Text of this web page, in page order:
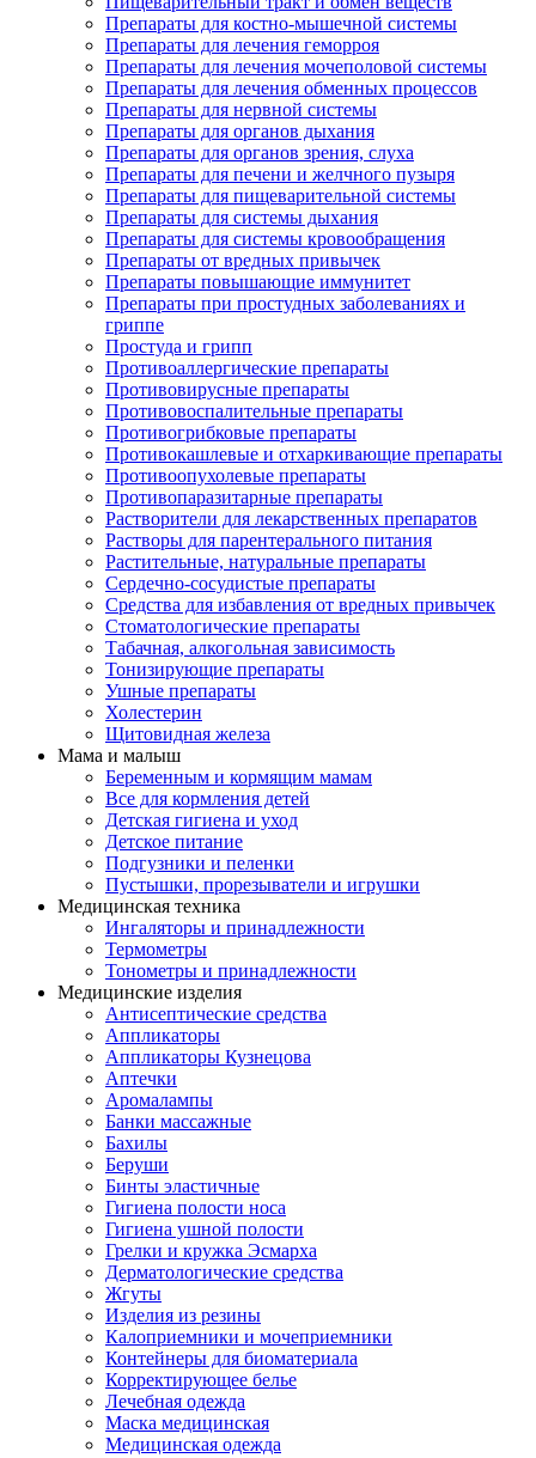
Препараты для костно-мышечной системы
Препараты для лечения геморроя
Препараты для лечения мочеполовой системы
Препараты для лечения обменных процессов
Препараты для нервной системы
Препараты для органов дыхания
Препараты для органов зрения, слуха
Препараты для печени и желчного пузыря
Препараты для пищеварительной системы
Препараты для системы дыхания
Препараты для системы кровообращения
Препараты от вредных привычек
Препараты повышающие иммунитет
Препараты при простудных заболеваниях и
гриппе
Простуда и грипп
Противоаллергические препараты
Противовирусные препараты
Противовоспалительные препараты
Противогрибковые препараты
Противокашлевые и отхаркивающие препараты
Противоопухолевые препараты
Противопаразитарные препараты
Растворители для лекарственных препаратов
Растворы для парентерального питания
Растительные, натуральные препараты
Сердечно-сосудистые препараты
Средства для избавления от вредных привычек
Стоматологические препараты
Табачная, алкогольная зависимость
Тонизирующие препараты
Ушные препараты
Холестерин
Щитовидная железа
Мама и малыш
Беременным и кормящим мамам
Все для кормления детей
Детская гигиена и уход
Детское питание
Подгузники и пеленки
Пустышки, прорезыватели и игрушки
Медицинская техника
Ингаляторы и принадлежности
Термометры
Тонометры и принадлежности
Медицинские изделия
Антисептические средства
Аппликаторы
Аппликаторы Кузнецова
Аптечки
Аромалампы
Банки массажные
Бахилы
Беруши
Бинты эластичные
Гигиена полости носа
Гигиена ушной полости
Грелки и кружка Эсмарха
Дерматологические средства
Жгуты
Изделия из резины
Калоприемники и мочеприемники
Контейнеры для биоматериала
Корректирующее белье
Лечебная одежда
Маска медицинская
Медицинская одежда